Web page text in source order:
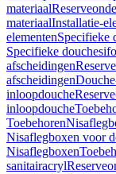
materiaal
materiaalInstallatie-
elementenSpecifieke
Specifieke
afscheidingen
afscheidingen
inloopdouche
inloopdouche
Toebehoren
Nisaflegboxen voor
Nisaflegboxen
sanitairacryl